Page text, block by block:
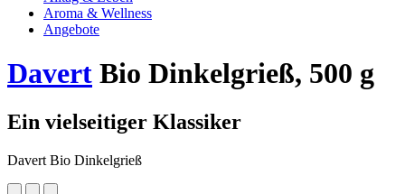
Aroma & Wellness
Angebote
Davert Bio Dinkelgrieß, 500 g
Ein vielseitiger Klassiker
Davert Bio Dinkelgrieß